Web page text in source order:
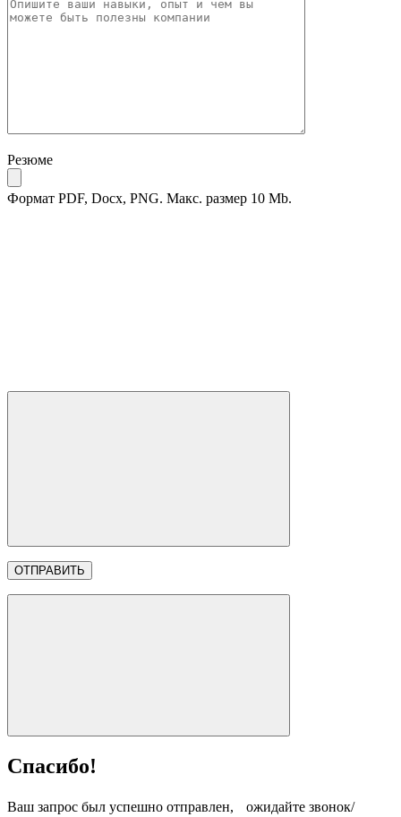
Резюме
Формат PDF, Docx, PNG. Макс. размер 10 Mb.
Спасибо!
Ваш запрос был успешно отправлен, ожидайте звонок/